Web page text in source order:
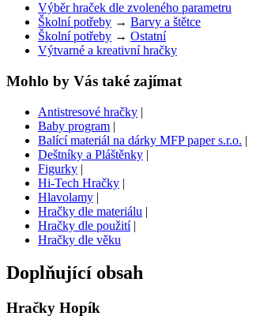
Výběr hraček dle zvoleného parametru
Školní potřeby → Barvy a štětce
Školní potřeby → Ostatní
Výtvarné a kreativní hračky
Mohlo by Vás také zajímat
Antistresové hračky |
Baby program |
Balící materiál na dárky MFP paper s.r.o. |
Deštníky a Pláštěnky |
Figurky |
Hi-Tech Hračky |
Hlavolamy |
Hračky dle materiálu |
Hračky dle použití|
Hračky dle věku
Doplňující obsah
Hračky Hopík